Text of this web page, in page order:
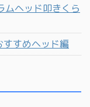
ムヘッド叩きくら
すすめヘッド編